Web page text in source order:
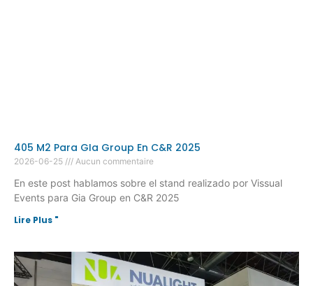
405 M2 Para GIa Group En C&R 2025
2026-06-25 Aucun commentaire
En este post hablamos sobre el stand realizado por Vissual
Events para Gia Group en C&R 2025
Lire Plus "